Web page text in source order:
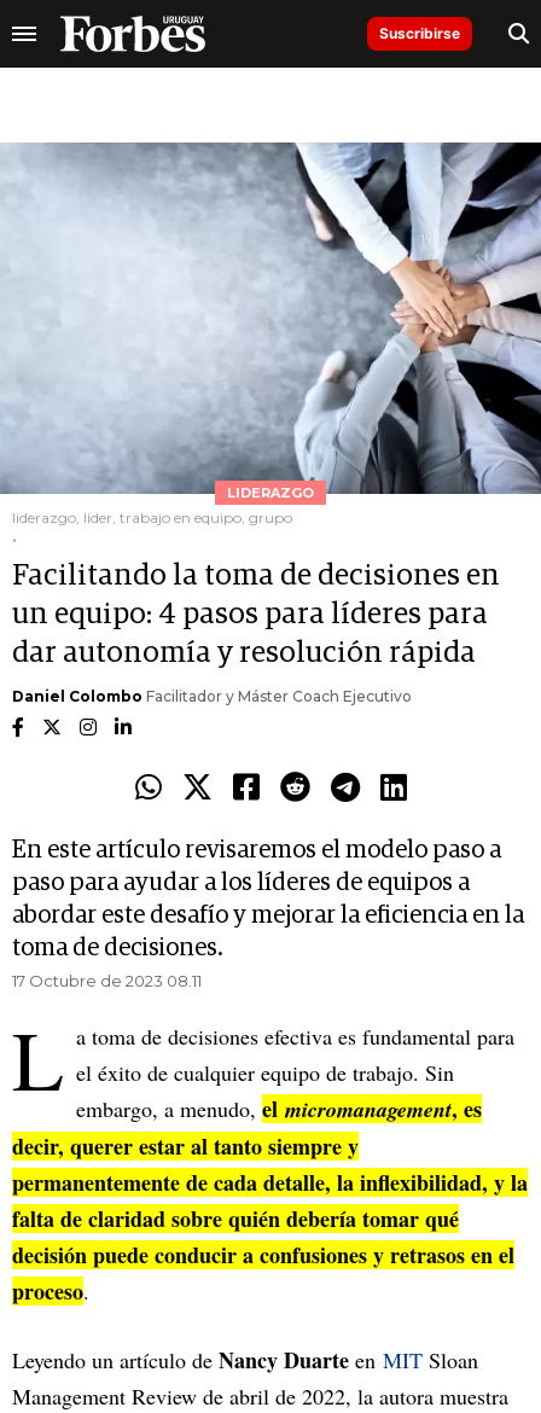
Suscribirse
LIDERAZGO
liderazgo, lider, trabajo en equipo, grupo
.
Facilitando la toma de decisiones en
un equipo: 4 pasos para líderes para
dar autonomía y resolución rápida
Daniel Colombo Facilitador y Máster Coach Ejecutivo
En este artículo revisaremos el modelo paso a
paso para ayudar a los líderes de equipos a
abordar este desafío y mejorar la eficiencia en la
toma de decisiones.
17 Octubre de 2023 08.11
L a toma de decisiones efectiva es fundamental para
el éxito de cualquier equipo de trabajo. Sin
embargo, a menudo, el micromanagement, es
decir, querer estar al tanto siempre y
permanentemente de cada detalle, la inflexibilidad, y la
falta de claridad sobre quién debería tomar qué
decisión puede conducir a confusiones y retrasos en el
proceso.
Leyendo un artículo de Nancy Duarte en MIT Sloan
Management Review de abril de 2022, la autora muestra